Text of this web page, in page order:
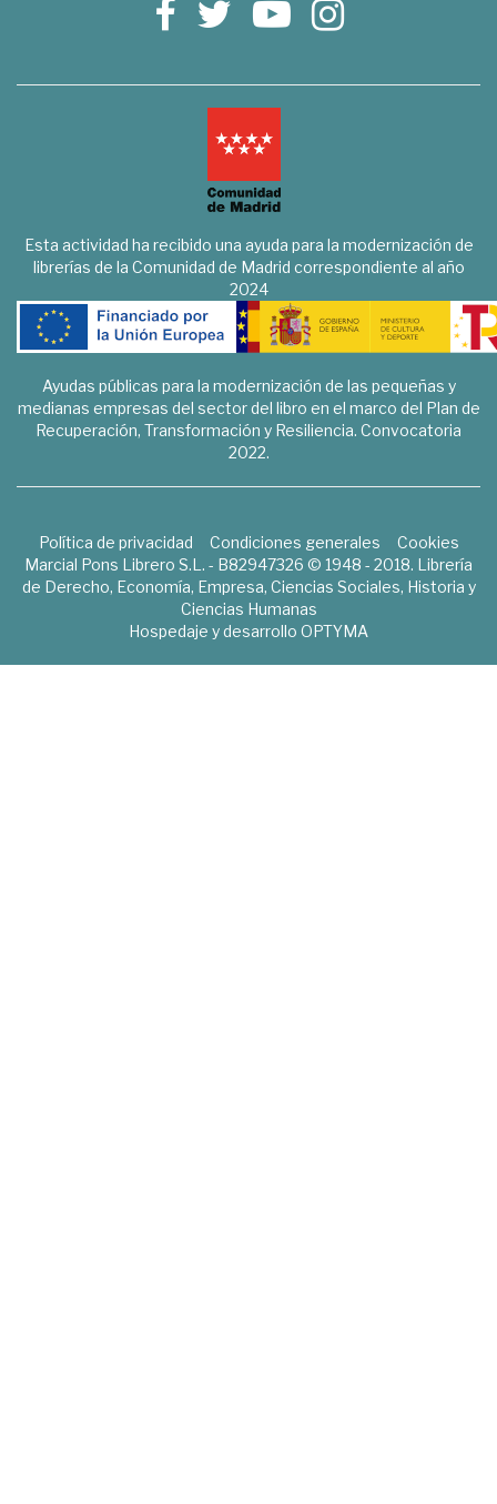
Esta actividad ha recibido una ayuda para la modernización de
librerías de la Comunidad de Madrid correspondiente al año
2024
Ayudas públicas para la modernización de las pequeñas y
medianas empresas del sector del libro en el marco del Plan de
Recuperación, Transformación y Resiliencia. Convocatoria
2022.
Política de privacidad Condiciones generales
Cookies
Marcial Pons Librero S.L. - B82947326 © 1948 - 2018. Librería
de Derecho, Economía, Empresa, Ciencias Sociales, Historia y
Ciencias Humanas
Hospedaje y desarrollo OPTYMA